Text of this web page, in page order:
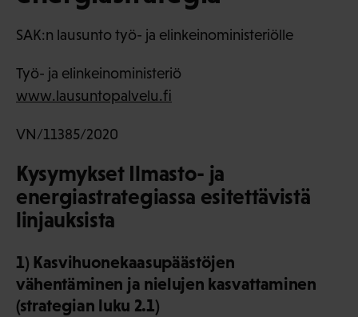
SAK:n lausunto työ- ja elinkeinoministeriölle
Työ- ja elinkeinoministeriö
www.lausuntopalvelu.fi
VN/11385/2020
Kysymykset Ilmasto- ja
energiastrategiassa esitettävistä
linjauksista
1) Kasvihuonekaasupäästöjen
vähentäminen ja nielujen kasvattaminen
(strategian luku 2.1)